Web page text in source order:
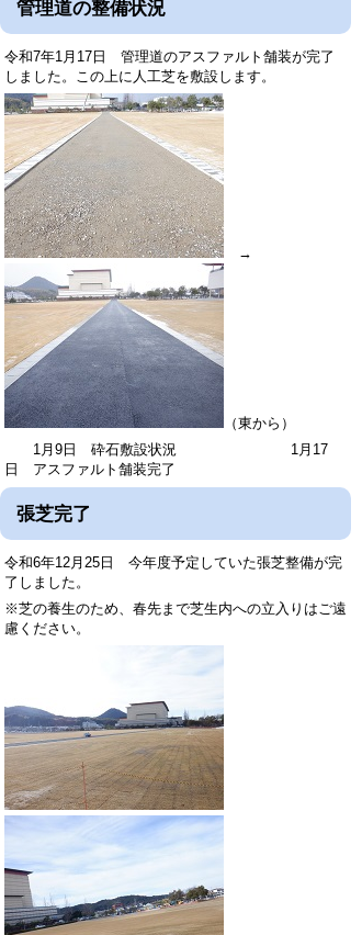
管理道の整備状況
令和7年1月17日 管理道のアスファルト舗装が完了
しました。この上に人工芝を敷設します。
→
（東から）
1月9日 砕石敷設状況 1月17
日 アスファルト舗装完了
張芝完了
令和6年12月25日 今年度予定していた張芝整備が完
了しました。
※芝の養生のため、春先まで芝生内への立入りはご遠
慮ください。